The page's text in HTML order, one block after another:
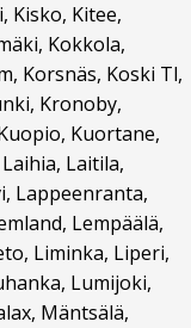
Kisko, Kitee,
Kokkola,
Korsnäs, Koski Tl,
Kronoby,
Kuortane,
Laitila,
Lappeenranta,
Lempäälä,
Liminka, Liperi,
Lumijoki,
Mäntsälä,